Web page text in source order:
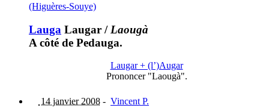
(Higuères-Souye)
Lauga Laugar / Laougà
A côté de Pedauga.
Laugar + (l’)Augar
Prononcer "Laougà".
14 janvier 2008 - Vincent P.